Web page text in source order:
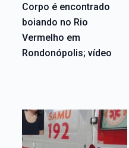
Corpo é encontrado
boiando no Rio
Vermelho em
Rondonópolis; vídeo